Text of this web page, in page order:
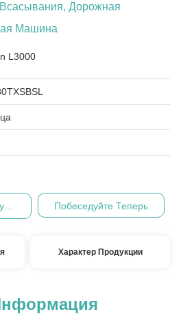
Дорожная
Машина
L3000
Побеседуйте Теперь
Характер Продукции